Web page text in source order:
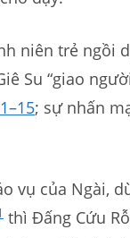
niên trẻ ngồi
Su “giao
; sự nhấn
vụ của Ngài,
thì Đấng Cứu